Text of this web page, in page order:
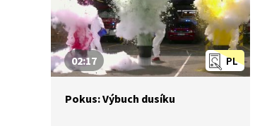
PL
02:17
Pokus: Výbuch dusíku